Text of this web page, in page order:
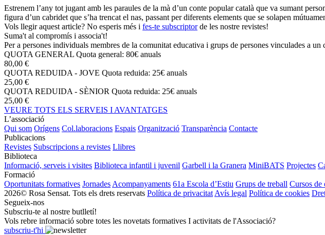
Estrenem l’any tot jugant amb les paraules de la mà d’un conte popular català que va sumant
figura d’un cabridet que s’ha trencat el nas, passant per diferents elements que se solapen
Vols llegir aquest article? No esperis més i fes-te subscriptor de les nostre revistes!
Suma't al compromís i associa't!
Per a persones individuals membres de la comunitat educativa i grups de persones vinculades a
QUOTA GENERAL Quota general: 80€ anuals
80,00 €
QUOTA REDUIDA - JOVE Quota reduida: 25€ anuals
25,00 €
QUOTA REDUIDA - SÈNIOR Quota reduida: 25€ anuals
25,00 €
VEURE TOTS ELS SERVEIS I AVANTATGES
L’associació
Qui som Orígens Col.laboracions Espais Organització Transparència Contacte
Publicacions
Revistes Subscripcions a revistes Llibres
Biblioteca
Informació, serveis i visites Biblioteca infantil i juvenil Garbell i la Granera MiniBATS Projectes
Formació
Oportunitats formatives Jornades Acompanyaments 61a Escola d’Estiu Grups de treball Cursos de
2026© Rosa Sensat. Tots els drets reservats Política de privacitat Avís legal Política de cookies
Segueix-nos
Subscriu-te al nostre butlletí!
Vols rebre informació sobre totes les novetats formatives I activitats de l'Associació?
subscriu-t'hi